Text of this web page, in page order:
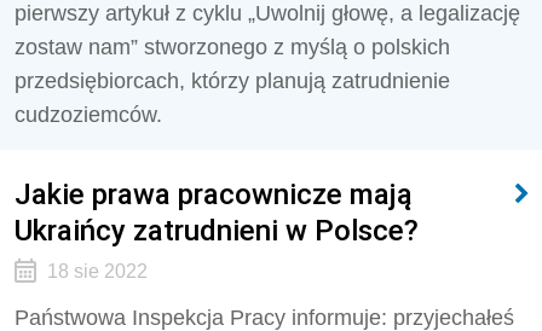
pierwszy artykuł z cyklu „Uwolnij głowę, a legalizację
zostaw nam” stworzonego z myślą o polskich
przedsiębiorcach, którzy planują zatrudnienie
cudzoziemców.
Jakie prawa pracownicze mają
Ukraińcy zatrudnieni w Polsce?
18 sie 2022
Państwowa Inspekcja Pracy informuje: przyjechałeś